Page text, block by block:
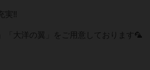
実‼️
「大洋の翼」をご用意しております🦜